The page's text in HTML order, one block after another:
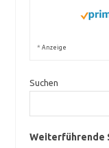
* Anzeige
Suchen
Weiterführende